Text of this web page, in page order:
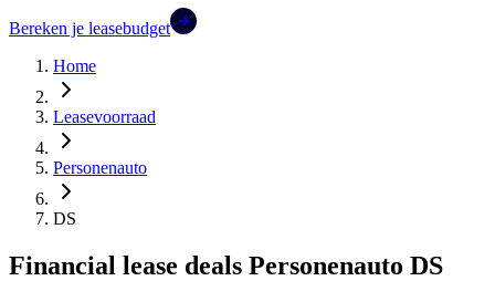
Bereken je leasebudget
Home
Leasevoorraad
Personenauto
DS
Financial lease deals Personenauto DS